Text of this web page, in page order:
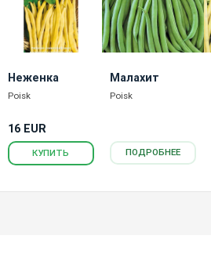
Неженка
Poisk
16 EUR
КУПИТЬ
Малахит
Poisk
ПОДРОБНЕЕ